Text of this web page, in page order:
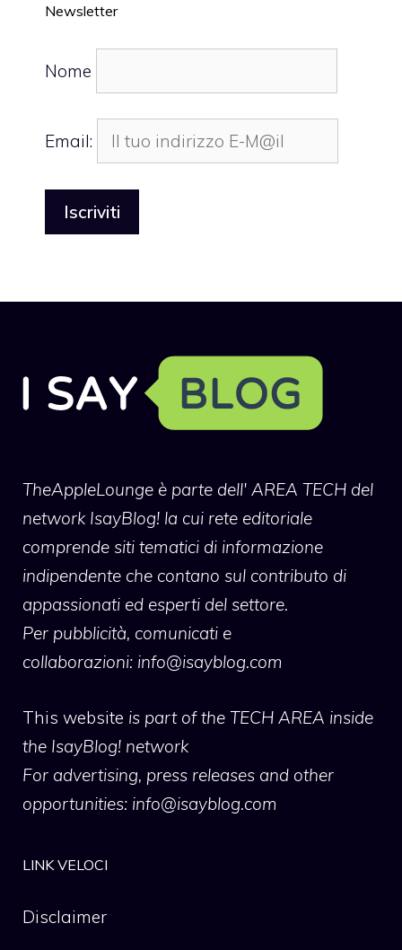
Newsletter
Nome
Email:
TheAppleLounge è parte dell' AREA TECH del
network IsayBlog! la cui rete editoriale
comprende siti tematici di informazione
indipendente che contano sul contributo di
appassionati ed esperti del settore.
Per pubblicità, comunicati e
collaborazioni: info@isayblog.com
This website is part of the TECH AREA inside
the IsayBlog! network
For advertising, press releases and other
opportunities: info@isayblog.com
LINK VELOCI
Disclaimer